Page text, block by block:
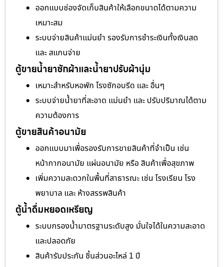
ออกแบบช่องจัดเก็บสินค้าให้เลือกขนาดได้ตามความ
เหมาะสม
ระบบจ่ายสินค้าแม่นยำ รองรับการชำระเงินทั้งเงินสด
และ สแกนจ่าย
ตู้ขายน้ำยาซักผ้าและน้ำยาปรับผ้านุ่ม
เหมาะสำหรับหอพัก โรงซักอบรีด และ อื่นๆ
ระบบจ่ายน้ำยาที่สะอาด แม่นยำ และ ปรับปริมาณได้ตาม
ความต้องการ
ตู้ขายสินค้าอนามัย
ออกแบบมาเพื่อรองรับการขายสินค้าที่จำเป็น เช่น
หน้ากากอนามัย แผ่นอนามัย หรือ สินค้าเพื่อสุขภาพ
เพิ่มความสะดวกในพื้นที่สาธารณะ เช่น โรงเรียน โรง
พยาบาล และ ห้างสรรพสินค้า
ตู้น้ำดื่มหยอดเหรียญ
ระบบกรองน้ำมาตรฐานระดับสูง มั่นใจได้ในความสะอาด
และปลอดภัย
สินค้ารับประกัน ชิ้นส่วนอะไหล่ 1 ปี